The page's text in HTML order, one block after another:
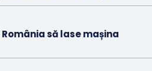
să lase mașina